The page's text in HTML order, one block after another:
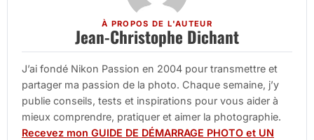
À PROPOS DE L'AUTEUR
Jean-Christophe Dichant
J’ai fondé Nikon Passion en 2004 pour transmettre et
partager ma passion de la photo. Chaque semaine, j’y
publie conseils, tests et inspirations pour vous aider à
mieux comprendre, pratiquer et aimer la photographie.
Recevez mon GUIDE DE DÉMARRAGE PHOTO et UN